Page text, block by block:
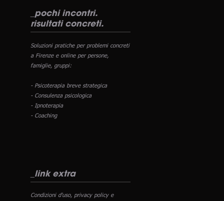
_pochi incontri.
risultati concreti.
Soluzioni pratiche per problemi concreti
a Firenze e online per persone,
famiglie, gruppi:
- Psicoterapia breve strategica
- Consulenza psicologica
- Ipnoterapia
- Coaching
_link extra
Condizioni d'uso, privacy policy e